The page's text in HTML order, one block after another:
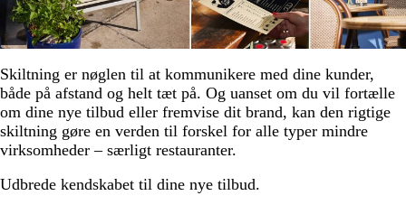
Skiltning er nøglen til at kommunikere med dine kunder,
både på afstand og helt tæt på. Og uanset om du vil fortælle
om dine nye tilbud eller fremvise dit brand, kan den rigtige
skiltning gøre en verden til forskel for alle typer mindre
virksomheder – særligt restauranter.
Udbrede kendskabet til dine nye tilbud.